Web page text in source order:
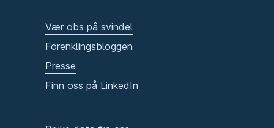
Vær obs på svindel
Forenklingsbloggen
Presse
Finn oss på LinkedIn